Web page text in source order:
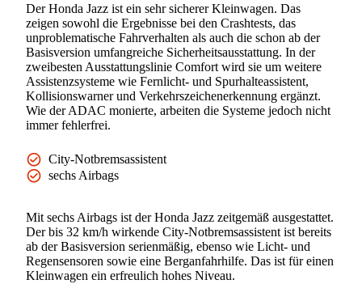
Der Honda Jazz ist ein sehr sicherer Kleinwagen. Das
zeigen sowohl die Ergebnisse bei den Crashtests, das
unproblematische Fahrverhalten als auch die schon ab der
Basisversion umfangreiche Sicherheitsausstattung. In der
zweibesten Ausstattungslinie Comfort wird sie um weitere
Assistenzsysteme wie Fernlicht- und Spurhalteassistent,
Kollisionswarner und Verkehrszeichenerkennung ergänzt.
Wie der ADAC monierte, arbeiten die Systeme jedoch nicht
immer fehlerfrei.
City-Notbremsassistent
sechs Airbags
Mit sechs Airbags ist der Honda Jazz zeitgemäß ausgestattet.
Der bis 32 km/h wirkende City-Notbremsassistent ist bereits
ab der Basisversion serienmäßig, ebenso wie Licht- und
Regensensoren sowie eine Berganfahrhilfe. Das ist für einen
Kleinwagen ein erfreulich hohes Niveau.